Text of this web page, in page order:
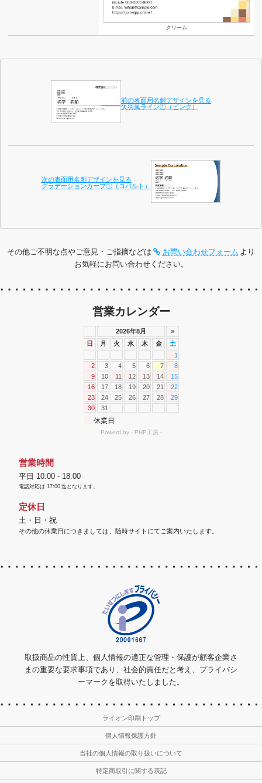
クリーム
前の表面用名刺デザインを見る
矢羽風ライン①（ピンク）
次の表面用名刺デザインを見る
グラデーションカーブ①（コバルト）
その他ご不明な点やご意見・ご指摘などは お問い合わせフォーム より
お気軽にお問い合わせください。
営業カレンダー
営業時間
平日 10:00 - 18:00
電話対応は 17:00 迄となります。
定休日
土・日・祝
その他の休業日につきましては、随時サイトにてご案内いたします。
取扱商品の性質上、個人情報の適正な管理・保護が顧客企業さ
まの重要な要求事項であり、社会的責任だと考え、プライバシ
ーマークを取得いたしました。
ライオン印刷トップ
個人情報保護方針
当社の個人情報の取り扱いについて
特定商取引に関する表記